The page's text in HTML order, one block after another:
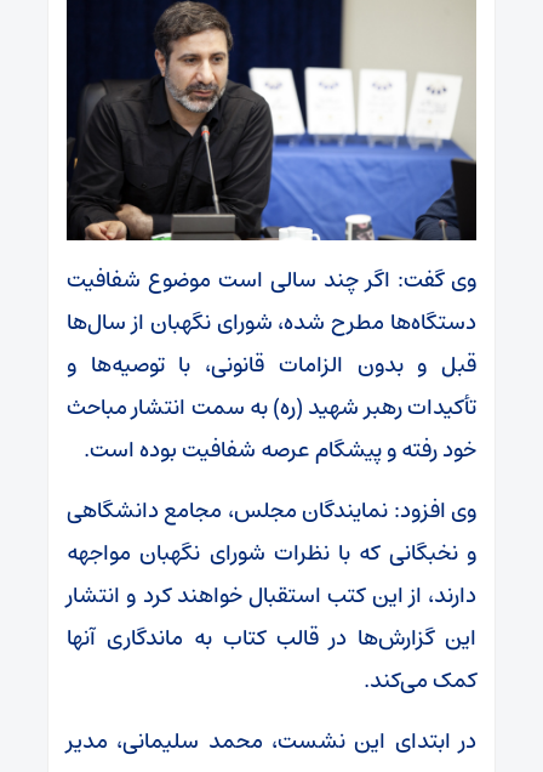
وی گفت: اگر چند سالی است موضوع شفافیت
دستگاه‌ها مطرح شده، شورای نگهبان از سال‌ها
قبل و بدون الزامات قانونی، با توصیه‌ها و
تأکیدات رهبر شهید (ره) به سمت انتشار مباحث
خود رفته و پیشگام عرصه شفافیت بوده است.
وی افزود: نمایندگان مجلس، مجامع دانشگاهی
و نخبگانی که با نظرات شورای نگهبان مواجهه
دارند، از این کتب استقبال خواهند کرد و انتشار
این گزارش‌ها در قالب کتاب به ماندگاری آنها
کمک می‌کند.
در ابتدای این نشست، محمد سلیمانی، مدیر